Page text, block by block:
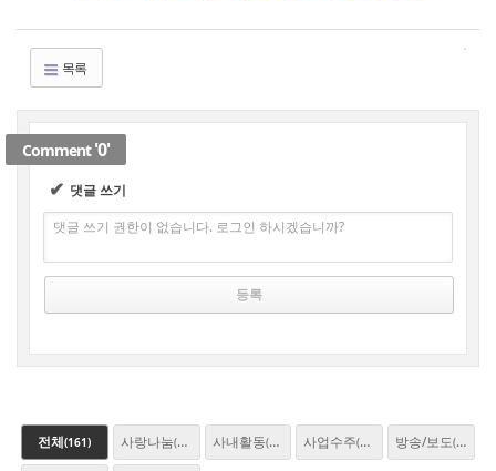
목록
Comment'0'
✔ 댓글 쓰기
댓글 쓰기 권한이 없습니다. 로그인 하시겠습니까?
전체(161) 사랑나눔(23) 사내활동(30) 사업수주(25) 방송/보도(46)